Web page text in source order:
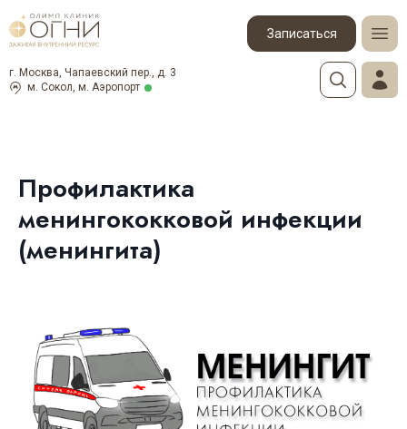
Записаться
м. Сокол, м. Аэропорт
г. Москва, Чапаевский пер., д. 3
Профилактика
менингококковой инфекции
(менингита)